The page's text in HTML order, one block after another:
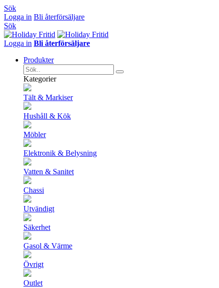
Sök
Logga in Bli återförsäljare
Sök
Logga in Bli återförsäljare
Produkter
Kategorier
Tält & Markiser
Hushåll & Kök
Möbler
Elektronik & Belysning
Vatten & Sanitet
Chassi
Utvändigt
Säkerhet
Gasol & Värme
Övrigt
Outlet